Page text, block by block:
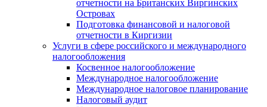
отчетности на Британских Виргинских
Островах
Подготовка финансовой и налоговой
отчетности в Киргизии
Услуги в сфере российского и международного
налогообложения
Косвенное налогообложение
Международное налогообложение
Международное налоговое планирование
Налоговый аудит